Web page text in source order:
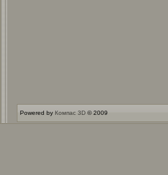
Powered by Компас 3D © 2009